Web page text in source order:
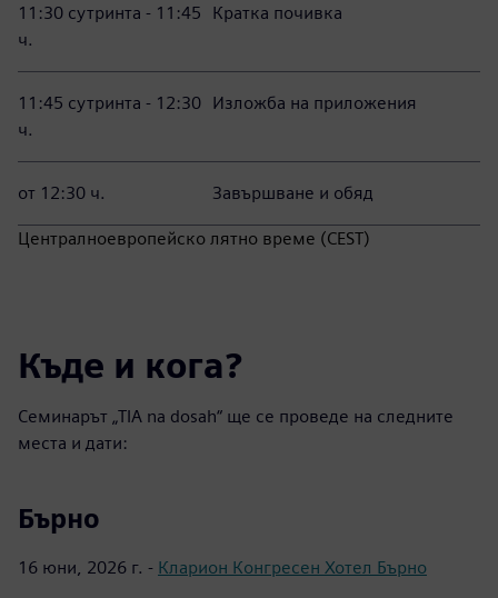
11:30 сутринта - 11:45
ч.
Кратка почивка
11:45 сутринта - 12:30
ч.
Изложба на приложения
от 12:30 ч. Завършване и обяд
Централноевропейско лятно време (CEST)
Къде и кога?
Семинарът „TIA na dosah“ ще се проведе на следните
места и дати:
Бърно
16 юни, 2026 г. - Кларион Конгресен Хотел Бърно